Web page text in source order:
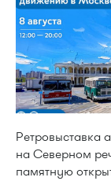
Ретровыставка
на Северном
памятную